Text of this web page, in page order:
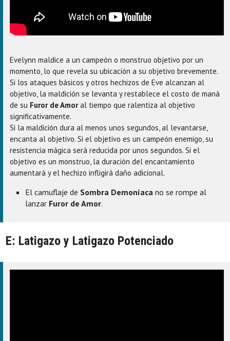
Evelynn maldice a un campeón o monstruo objetivo por un
momento, lo que revela su ubicación a su objetivo brevemente.
Si los ataques básicos y otros hechizos de Eve alcanzan al
objetivo, la maldición se levanta y restablece el costo de maná
de su Furor de Amoral tiempo que ralentiza al objetivo
significativamente.
Si la maldición dura al menos unos segundos, al levantarse,
encanta al objetivo. Si el objetivo es un campeón enemigo, su
resistencia mágica será reducida por unos segundos. Si el
objetivo es un monstruo, la duración del encantamiento
aumentará y el hechizo infligirá daño adicional.
El camuflaje de Sombra Demoníaca no se rompe al
lanzar Furor de Amor.
E: Latigazo y Latigazo Potenciado